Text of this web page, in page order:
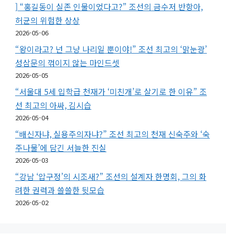
] “홍길동이 실존 인물이었다고?” 조선의 금수저 반항아,
허균의 위험한 상상
2026-05-06
“왕이라고? 넌 그냥 나리일 뿐이야!” 조선 최고의 ‘맑눈광’
성삼문의 꺾이지 않는 마인드셋
2026-05-05
“서울대 5세 입학급 천재가 ‘미친개’로 살기로 한 이유” 조
선 최고의 아싸, 김시습
2026-05-04
“배신자냐, 실용주의자냐?” 조선 최고의 천재 신숙주와 ‘숙
주나물’에 담긴 서늘한 진실
2026-05-03
“강남 ‘압구정’의 시조새?” 조선의 설계자 한명회, 그의 화
려한 권력과 쓸쓸한 뒷모습
2026-05-02